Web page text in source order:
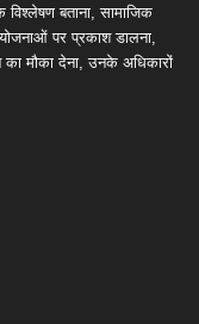
बताना, सामाजिक
पर प्रकाश डालना,
मौका देना, उनके अधिकारों